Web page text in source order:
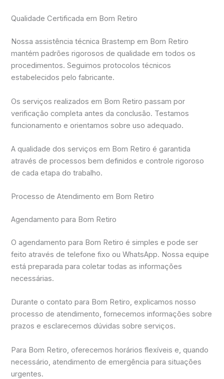
Qualidade Certificada em Bom Retiro
Nossa assistência técnica Brastemp em Bom Retiro
mantém padrões rigorosos de qualidade em todos os
procedimentos. Seguimos protocolos técnicos
estabelecidos pelo fabricante.
Os serviços realizados em Bom Retiro passam por
verificação completa antes da conclusão. Testamos
funcionamento e orientamos sobre uso adequado.
A qualidade dos serviços em Bom Retiro é garantida
através de processos bem definidos e controle rigoroso
de cada etapa do trabalho.
Processo de Atendimento em Bom Retiro
Agendamento para Bom Retiro
O agendamento para Bom Retiro é simples e pode ser
feito através de telefone fixo ou WhatsApp. Nossa equipe
está preparada para coletar todas as informações
necessárias.
Durante o contato para Bom Retiro, explicamos nosso
processo de atendimento, fornecemos informações sobre
prazos e esclarecemos dúvidas sobre serviços.
Para Bom Retiro, oferecemos horários flexíveis e, quando
necessário, atendimento de emergência para situações
urgentes.